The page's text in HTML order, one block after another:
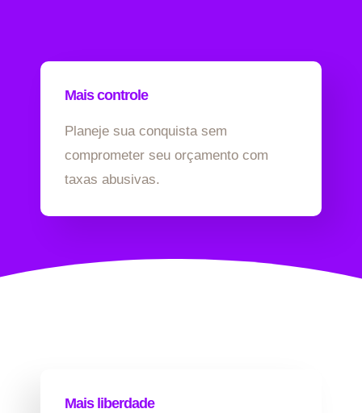
Mais controle
Planeje sua conquista sem
comprometer seu orçamento com
taxas abusivas.
Mais liberdade